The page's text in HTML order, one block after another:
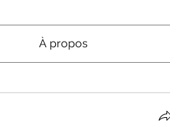
À propos